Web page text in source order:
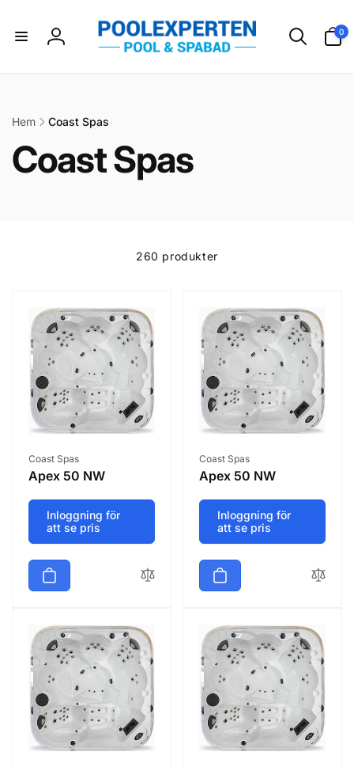
innehåll
Logga
0
artiklar
Hem Coast Spas
P
u
s
e
Coast Spas
260 produkter
Säljare:
Coast Spas
Apex 50 NW
Inloggning för
att se pris
Säljare:
Coast Spas
Apex 50 NW
Inloggning för
att se pris